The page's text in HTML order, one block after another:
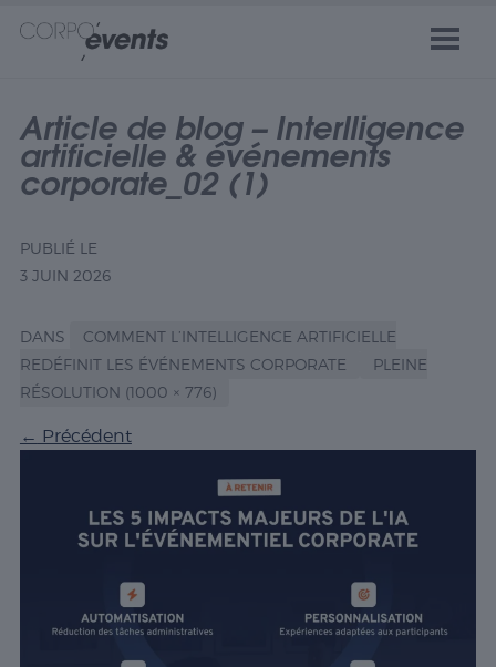
Article de blog – Interlligence
artificielle & événements
corporate_02 (1)
PUBLIÉ LE
3 JUIN 2026
DANS
COMMENT L’INTELLIGENCE ARTIFICIELLE
REDÉFINIT LES ÉVÉNEMENTS CORPORATE
PLEINE
RÉSOLUTION (1000 × 776)
← Précédent